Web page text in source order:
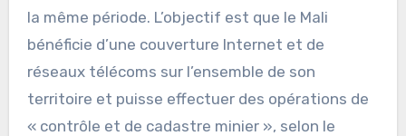
la même période. L’objectif est que le Mali
bénéficie d’une couverture Internet et de
réseaux télécoms sur l’ensemble de son
territoire et puisse effectuer des opérations de
« contrôle et de cadastre minier », selon le